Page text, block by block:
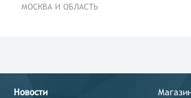
МОСКВА И ОБЛАСТЬ
Новости